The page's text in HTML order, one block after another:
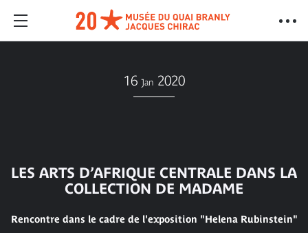
16 Jan 2020
LES ARTS D’AFRIQUE CENTRALE DANS LA
COLLECTION DE MADAME
Rencontre dans le cadre de l'exposition "Helena Rubinstein"